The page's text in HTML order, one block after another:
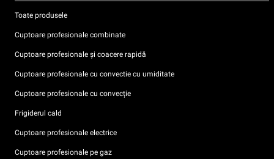
Toate produsele
Cuptoare profesionale combinate
Cuptoare profesionale și coacere rapidă
Cuptoare profesionale cu convectie cu umiditate
Cuptoare profesionale cu convecție
Frigiderul cald
Cuptoare profesionale electrice
Cuptoare profesionale pe gaz